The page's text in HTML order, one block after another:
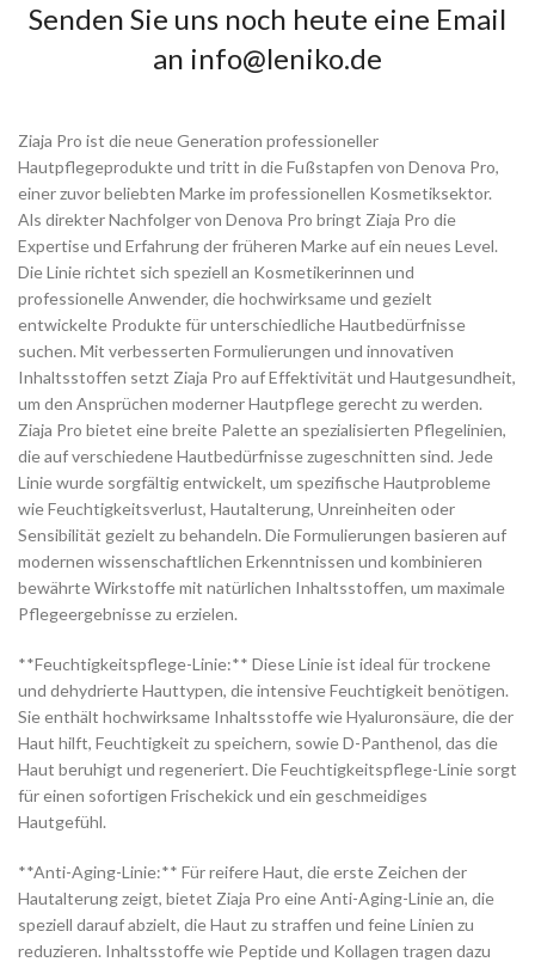
Senden Sie uns noch heute eine Email
an info@leniko.de
Ziaja Pro ist die neue Generation professioneller
Hautpflegeprodukte und tritt in die Fußstapfen von Denova Pro,
einer zuvor beliebten Marke im professionellen Kosmetiksektor.
Als direkter Nachfolger von Denova Pro bringt Ziaja Pro die
Expertise und Erfahrung der früheren Marke auf ein neues Level.
Die Linie richtet sich speziell an Kosmetikerinnen und
professionelle Anwender, die hochwirksame und gezielt
entwickelte Produkte für unterschiedliche Hautbedürfnisse
suchen. Mit verbesserten Formulierungen und innovativen
Inhaltsstoffen setzt Ziaja Pro auf Effektivität und Hautgesundheit,
um den Ansprüchen moderner Hautpflege gerecht zu werden.
Ziaja Pro bietet eine breite Palette an spezialisierten Pflegelinien,
die auf verschiedene Hautbedürfnisse zugeschnitten sind. Jede
Linie wurde sorgfältig entwickelt, um spezifische Hautprobleme
wie Feuchtigkeitsverlust, Hautalterung, Unreinheiten oder
Sensibilität gezielt zu behandeln. Die Formulierungen basieren auf
modernen wissenschaftlichen Erkenntnissen und kombinieren
bewährte Wirkstoffe mit natürlichen Inhaltsstoffen, um maximale
Pflegeergebnisse zu erzielen.
**Feuchtigkeitspflege-Linie:** Diese Linie ist ideal für trockene
und dehydrierte Hauttypen, die intensive Feuchtigkeit benötigen.
Sie enthält hochwirksame Inhaltsstoffe wie Hyaluronsäure, die der
Haut hilft, Feuchtigkeit zu speichern, sowie D-Panthenol, das die
Haut beruhigt und regeneriert. Die Feuchtigkeitspflege-Linie sorgt
für einen sofortigen Frischekick und ein geschmeidiges
Hautgefühl.
**Anti-Aging-Linie:** Für reifere Haut, die erste Zeichen der
Hautalterung zeigt, bietet Ziaja Pro eine Anti-Aging-Linie an, die
speziell darauf abzielt, die Haut zu straffen und feine Linien zu
reduzieren. Inhaltsstoffe wie Peptide und Kollagen tragen dazu